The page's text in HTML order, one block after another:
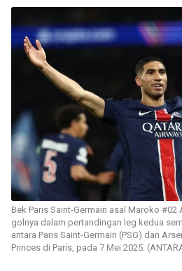
Bek Paris Saint-Germain asal Maroko #02
golnya dalam pertandingan leg kedua
antara Paris Saint-Germain (PSG) dan
Princes di Paris, pada 7 Mei 2025.